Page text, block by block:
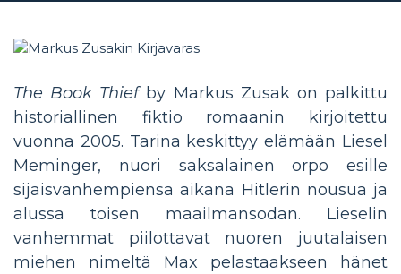
The Book Thiefby Markus Zusak on palkittu
historiallinen fiktio romaanin kirjoitettu
vuonna 2005. Tarina keskittyy elämään Liesel
Meminger, nuori saksalainen orpo esille
sijaisvanhempiensa aikana Hitlerin nousua ja
alussa toisen maailmansodan. Lieselin
vanhemmat piilottavat nuoren juutalaisen
miehen nimeltä Max pelastaakseen hänet